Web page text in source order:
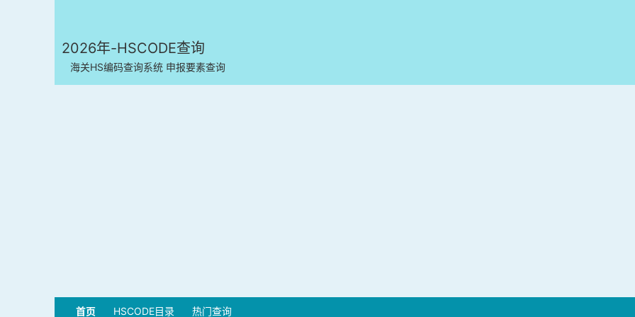
2026年-HSCODE查询
海关HS编码查询系统 申报要素查询
首页 HSCODE目录 热门查询